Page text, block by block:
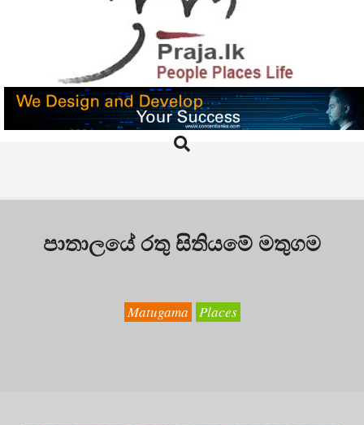
PRAJA.LK
Search
පාතාලයේ රතු සිතියමේ මතුගම
Matugama Places